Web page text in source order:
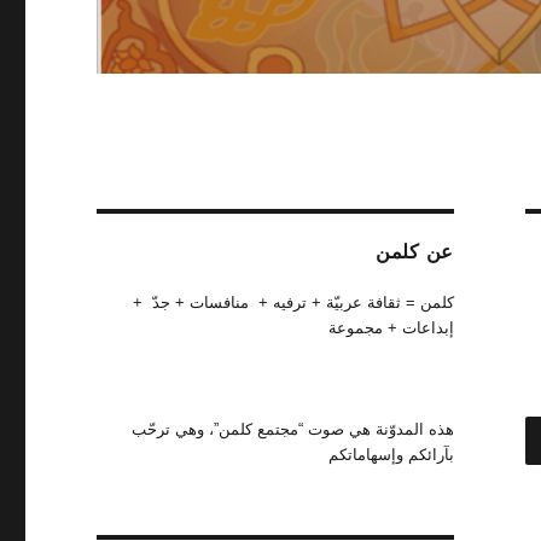
بحث
عن كلمن
كلمن = ثقافة عربيّة + ترفيه + منافسات + جدّ +
إبداعات + مجموعة
هذه المدوّنة هي صوت “مجتمع كلمن”، وهي ترحّب
بآرائكم وإسهاماتكم